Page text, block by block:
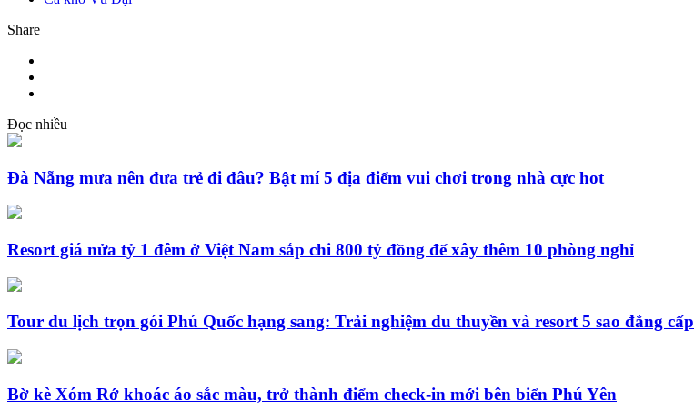
Share
Đọc nhiều
Đà Nẵng mưa nên đưa trẻ đi đâu? Bật mí 5 địa điểm vui chơi trong nhà cực hot
Resort giá nửa tỷ 1 đêm ở Việt Nam sắp chi 800 tỷ đồng để xây thêm 10 phòng nghỉ
Tour du lịch trọn gói Phú Quốc hạng sang: Trải nghiệm du thuyền và resort 5 sao đẳng cấp
Bờ kè Xóm Rớ khoác áo sắc màu, trở thành điểm check-in mới bên biển Phú Yên